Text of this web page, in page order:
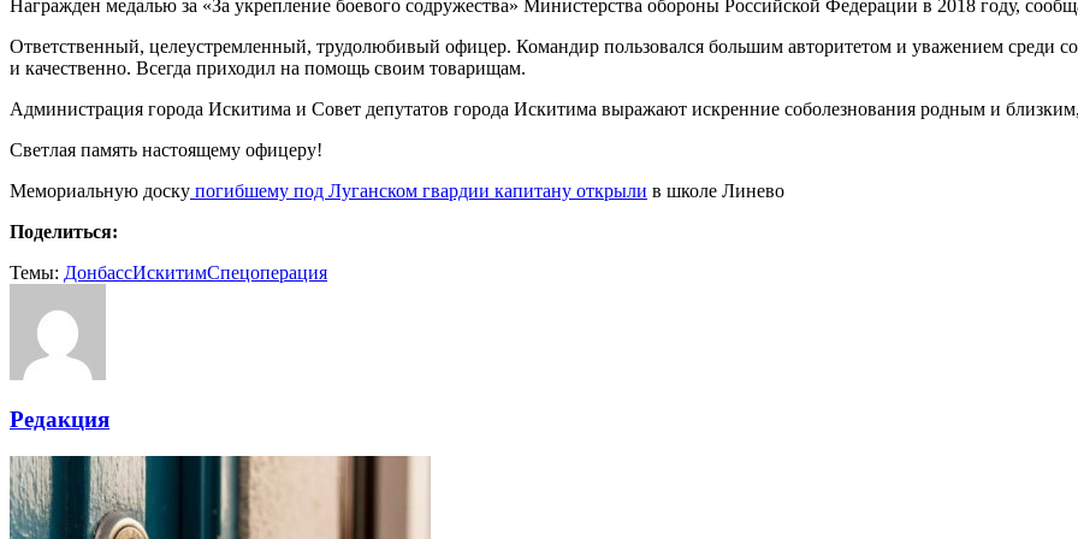
Награжден медалью за «За укрепление боевого содружества» Министерства обороны Российской Федерации в 2018 году,
Ответственный, целеустремленный, трудолюбивый офицер. Командир пользовался большим авторитетом и уважением среди
и качественно. Всегда приходил на помощь своим товарищам.
Администрация города Искитима и Совет депутатов города Искитима выражают искренние соболезнования родным и
Светлая память настоящему офицеру!
Мемориальную доску погибшему под Луганском гвардии капитану открыли в школе Линево
Поделиться:
Темы: ДонбассИскитимСпецоперация
Редакция